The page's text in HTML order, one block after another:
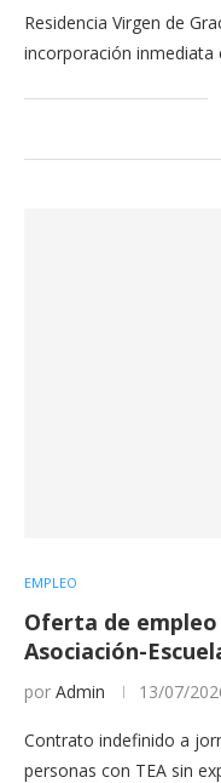
Residencia Virgen de
incorporación
EMPLEO
Oferta de
Asociación-
por Admin 13/07/
Contrato indefinido a
personas con TEA sin